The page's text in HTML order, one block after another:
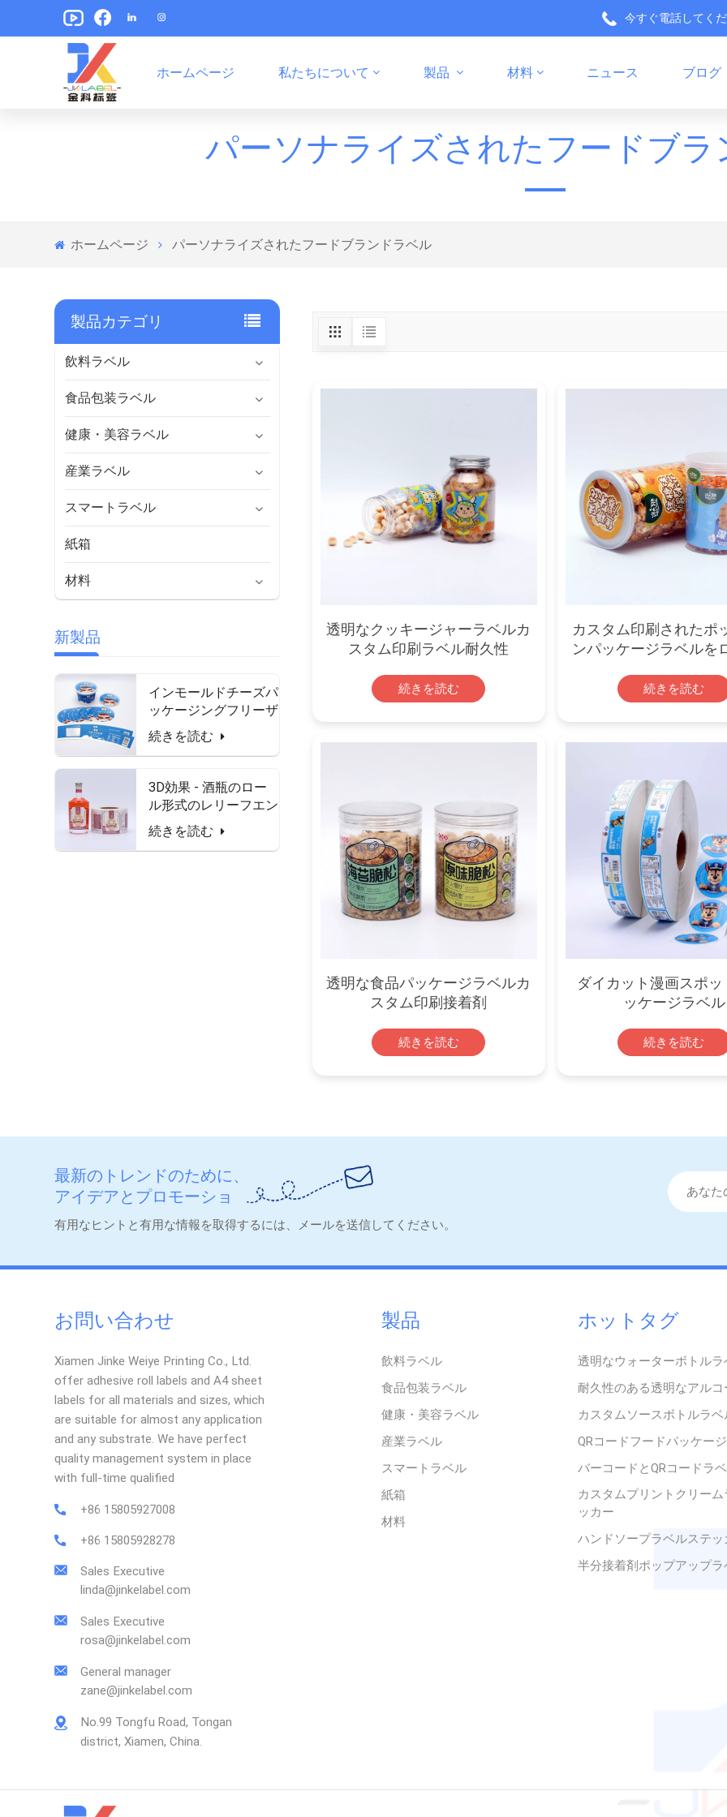
今すぐ電話してく
ホームページ 私たちについて 製品 材料 ニュース ブログ
パーソナライズされたフードブラ
ホームページ パーソナライズされたフードブランドラベル
製品カテゴリ
飲料ラベル
食品包装ラベル
健康・美容ラベル
産業ラベル
スマートラベル
紙箱
材料
新製品
インモールドチーズパ
ッケージングフリーザ
ーの防水性とフードセ
ーフラベル
続きを読む
3D効果 - 酒瓶のロー
ル形式のレリーフエン
ボス加工ラベル
続きを読む
透明なクッキージャーラベルカ
スタム印刷ラベル耐久性
続きを読む
カスタム印刷されたポ
ンパッケージラベルを
続きを読む
透明な食品パッケージラベルカ
スタム印刷接着剤
続きを読む
ダイカット漫画スポッ
ッケージラベル
続きを読む
最新のトレンドのために、
アイデアとプロモーショ
ン。
有用なヒントと有用な情報を取得するには、メールを送信してください。
お問い合わせ
Xiamen Jinke Weiye Printing Co., Ltd.
offer adhesive roll labels and A4 sheet
labels for all materials and sizes, which
are suitable for almost any application
and any substrate. We have perfect
quality management system in place
with full-time qualified
+86 15805927008
+86 15805928278
Sales Executive
linda@jinkelabel.com
Sales Executive
rosa@jinkelabel.com
General manager
zane@jinkelabel.com
No.99 Tongfu Road, Tongan
district, Xiamen, China.
製品
飲料ラベル
食品包装ラベル
健康・美容ラベル
産業ラベル
スマートラベル
紙箱
材料
ホットタグ
透明なウォーターボトルラ
耐久性のある透明なアル
カスタムソースボトルラベ
QRコードフードパッケージ
バーコードとQRコードラ
カスタムプリントクリー
ッカー
ハンドソープラベルステ
半分接着剤ポップアップラ